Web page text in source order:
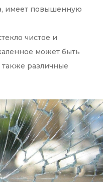
имеет повышенную
чистое и
может быть
различные